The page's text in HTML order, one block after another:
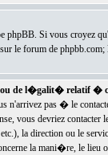
Si vous croyez
le forum de
ou de l�galit� relatif �
n'arrivez pas � le
vous devriez
la direction ou le
la mani�re, le